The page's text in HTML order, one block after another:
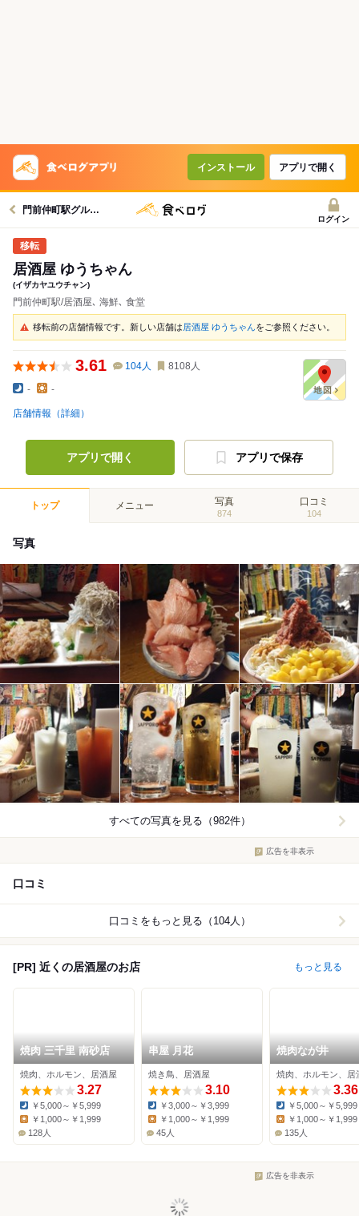
インストール アプリで開く
門前仲町駅グルメへ
ログイン
居酒屋 ゆうちゃん
(イザカヤユウチャン)
門前仲町駅/居酒屋､ 海鮮､ 食堂
移転前の店舗情報です。新しい店舗は 居酒屋 ゆうちゃんをご参照ください。
3.61 104人 8108 人
- -
店舗情報（詳細）
アプリで開く アプリで保存
トップ メニュー 写真
874
口コミ
104
写真
すべての写真を見る（982件）
広告を非表示
口コミ
口コミをもっと見る（104人）
[PR] 近くの居酒屋のお店 もっと見る
焼肉 三千里 南砂店
焼肉、ホルモン、居酒屋
3.27
Dinner:
￥5,000～￥5,999
￥1,000～￥1,999
128人
串屋 月花
焼き鳥、居酒屋
3.10
Dinner:
￥3,000～￥3,999
Lunch:
￥1,000～￥1,999
45人
焼肉なが井
焼肉、ホルモン、居
3.36
Dinner:
￥5,000～￥5,999
￥1,000～￥1,999
135人
広告を非表示